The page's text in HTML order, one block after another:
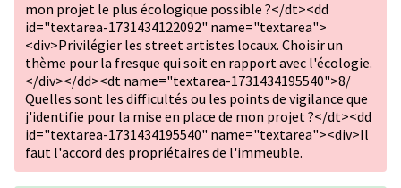
mon projet le plus écologique possible ?</dt><dd
id="textarea-1731434122092" name="textarea">
<div>Privilégier les street artistes locaux. Choisir un
thème pour la fresque qui soit en rapport avec l'écologie.
</div></dd><dt name="textarea-1731434195540">8/
Quelles sont les difficultés ou les points de vigilance que
j'identifie pour la mise en place de mon projet ?</dt><dd
id="textarea-1731434195540" name="textarea"><div>Il
faut l'accord des propriétaires de l'immeuble.